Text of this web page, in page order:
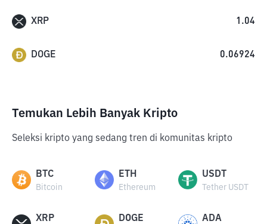
XRP 1.04
DOGE 0.06924
Temukan Lebih Banyak Kripto
Seleksi kripto yang sedang tren di komunitas kripto
BTC
Bitcoin
ETH
Ethereum
USDT
Tether USDT
XRP DOGE ADA